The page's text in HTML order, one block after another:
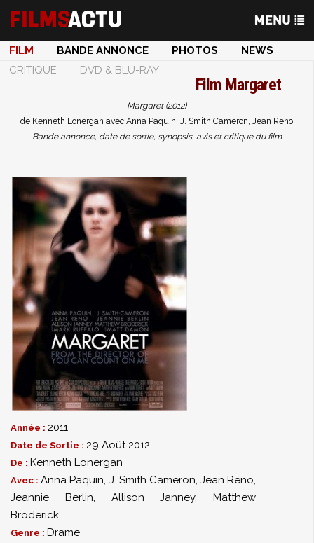
FILM BANDE ANNONCE PHOTOS
NEWS
CRITIQUE
DVD & BLU-RAY
Film Margaret
Margaret (2012)
de Kenneth Lonergan avec Anna Paquin, J. Smith Cameron, Jean Reno
Bande annonce, date de sortie, synopsis, avis et critique du film
Année : 2011
Date de Sortie : 29 Août 2012
De : Kenneth Lonergan
Avec :Anna Paquin, J. Smith Cameron, Jean Reno,
Jeannie Berlin, Allison Janney, Matthew
Broderick, ...
Genre : Drame